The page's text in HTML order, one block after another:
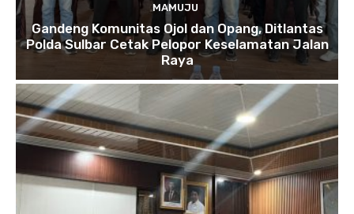
MAMUJU
Gandeng Komunitas Ojol dan Opang, Ditlantas
Polda Sulbar Cetak Pelopor Keselamatan Jalan
Raya